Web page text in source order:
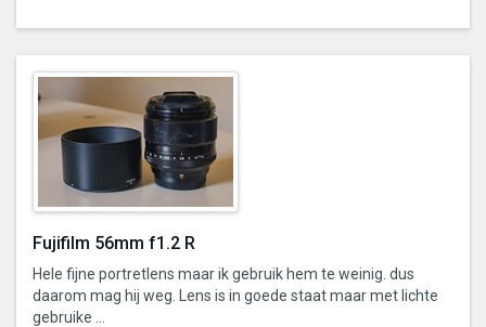
Fujifilm 56mm f1.2 R
Hele fijne portretlens maar ik gebruik hem te weinig. dus
daarom mag hij weg. Lens is in goede staat maar met lichte
gebruike ...